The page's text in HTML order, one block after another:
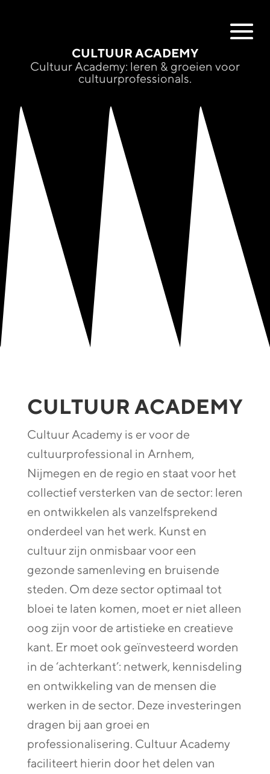
CULTUUR ACADEMY
Cultuur Academy: leren & groeien voor
cultuurprofessionals.
CULTUUR ACADEMY
Cultuur Academy is er voor de
cultuurprofessional in Arnhem,
Nijmegen en de regio en staat voor het
collectief versterken van de sector: leren
en ontwikkelen als vanzelfsprekend
onderdeel van het werk. Kunst en
cultuur zijn onmisbaar voor een
gezonde samenleving en bruisende
steden. Om deze sector optimaal tot
bloei te laten komen, moet er niet alleen
oog zijn voor de artistieke en creatieve
kant. Er moet ook geïnvesteerd worden
in de ‘achterkant’: netwerk, kennisdeling
en ontwikkeling van de mensen die
werken in de sector. Deze investeringen
dragen bij aan groei en
professionalisering. Cultuur Academy
faciliteert hierin door het delen van